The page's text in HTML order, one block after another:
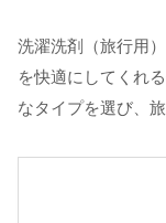
洗濯洗剤（旅行用
を快適にしてくれ
なタイプを選び、